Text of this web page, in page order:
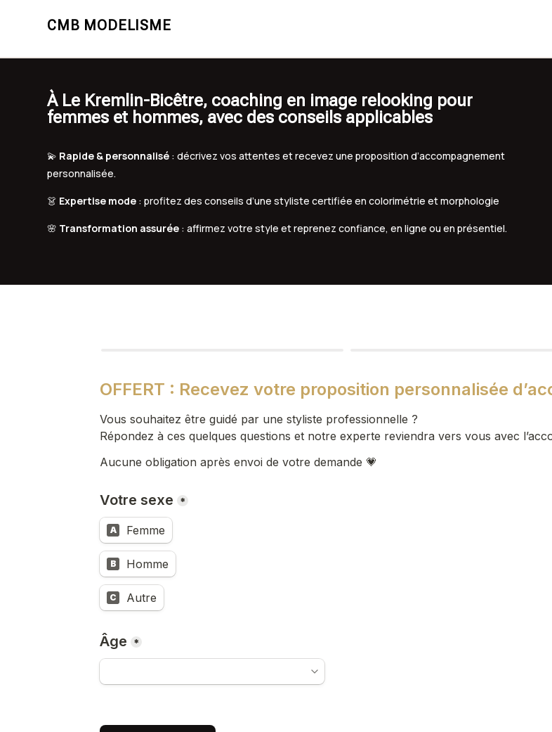
CMB MODELISME
À Le Kremlin-Bicêtre, coaching en image relooking pour
femmes et hommes, avec des conseils applicables
💫 Rapide & personnalisé : décrivez vos attentes et recevez une proposition d’accompagnement
personnalisée.
👗 Expertise mode : profitez des conseils d’une styliste certifiée en colorimétrie et morphologie
🌸 Transformation assurée : affirmez votre style et reprenez confiance, en ligne ou en présentiel.